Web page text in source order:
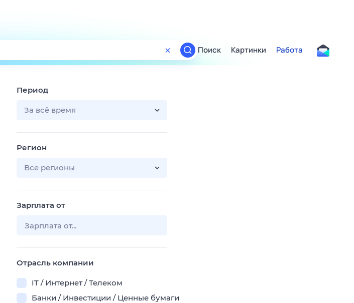
Поиск
ТВ-программа
Поиск Картинки Работа
Период
За всё время
Регион
Все регионы
Зарплата от
Отрасль компании
IT / Интернет / Телеком
Банки / Инвестиции / Ценные бумаги